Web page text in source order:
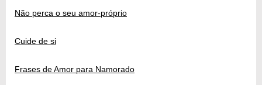
Não perca o seu amor-próprio
Cuide de si
Frases de Amor para Namorado